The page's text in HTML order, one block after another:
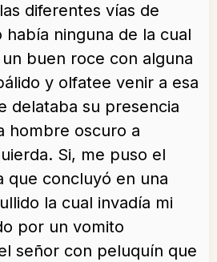
diferentes vías de
había ninguna de la cual
buen roce con alguna
y olfatee venir a esa
delataba su presencia
hombre oscuro a
Si, me puso el
que concluyó en una
la cual invadía mi
por un vomito
señor con peluquín que